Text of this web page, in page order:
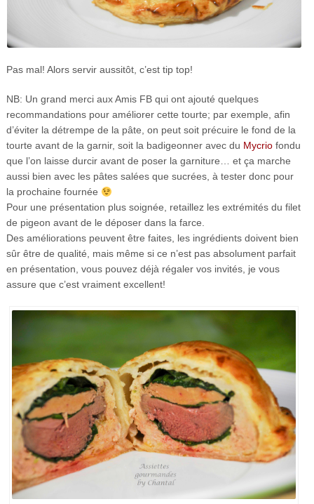
Pas mal! Alors servir aussitôt, c’est tip top!
NB: Un grand merci aux Amis FB qui ont ajouté quelques
recommandations pour améliorer cette tourte; par exemple, afin
d’éviter la détrempe de la pâte, on peut soit précuire le fond de la
tourte avant de la garnir, soit la badigeonner avec du Mycrio fondu
que l’on laisse durcir avant de poser la garniture… et ça marche
aussi bien avec les pâtes salées que sucrées, à tester donc pour
la prochaine fournée
Pour une présentation plus soignée, retaillez les extrémités du filet
de pigeon avant de le déposer dans la farce.
Des améliorations peuvent être faites, les ingrédients doivent bien
sûr être de qualité, mais même si ce n’est pas absolument parfait
en présentation, vous pouvez déjà régaler vos invités, je vous
assure que c’est vraiment excellent!